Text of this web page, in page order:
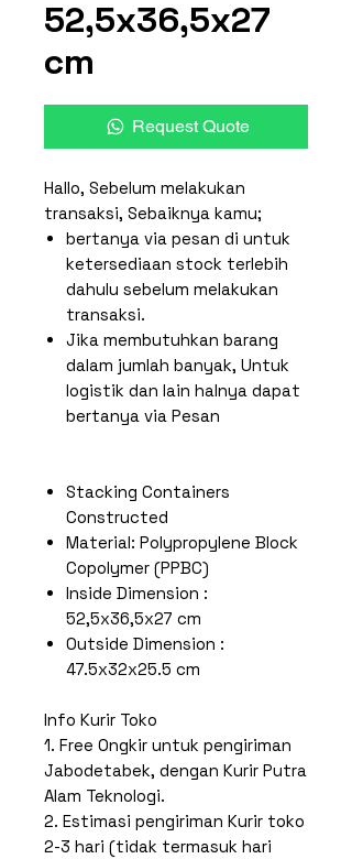
52,5x36,5x27
cm
Request Quote
Hallo, Sebelum melakukan
transaksi, Sebaiknya kamu;
bertanya via pesan di untuk
ketersediaan stock terlebih
dahulu sebelum melakukan
transaksi.
Jika membutuhkan barang
dalam jumlah banyak, Untuk
logistik dan lain halnya dapat
bertanya via Pesan
Stacking Containers
Constructed
Material: Polypropylene Block
Copolymer (PPBC)
Inside Dimension :
52,5x36,5x27 cm
Outside Dimension :
47.5x32x25.5 cm
Info Kurir Toko
1. Free Ongkir untuk pengiriman
Jabodetabek, dengan Kurir Putra
Alam Teknologi.
2. Estimasi pengiriman Kurir toko
2-3 hari (tidak termasuk hari